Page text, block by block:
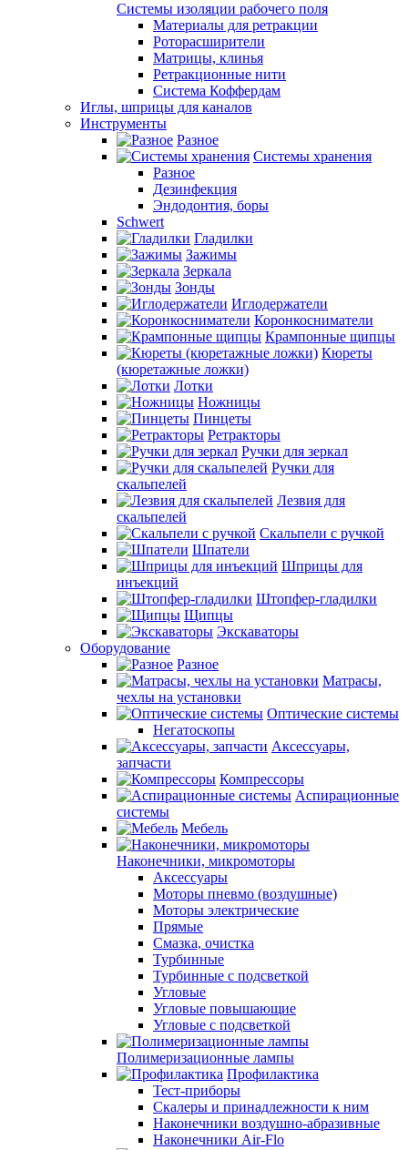
Системы изоляции рабочего поля
Материалы для ретракции
Роторасширители
Матрицы, клинья
Ретракционные нити
Система Коффердам
Иглы, шприцы для каналов
Инструменты
Разное
Системы хранения
Разное
Дезинфекция
Эндодонтия, боры
Schwert
Гладилки
Зажимы
Зеркала
Зонды
Иглодержатели
Коронкосниматели
Крампонные щипцы
Кюреты
(кюретажные ложки)
Лотки
Ножницы
Пинцеты
Ретракторы
Ручки для зеркал
Ручки для
скальпелей
Лезвия для
скальпелей
Скальпели с ручкой
Шпатели
Шприцы для
инъекций
Штопфер-гладилки
Щипцы
Экскаваторы
Оборудование
Разное
Матрасы,
чехлы на установки
Оптические системы
Негатоскопы
Аксессуары,
запчасти
Компрессоры
Аспирационные
системы
Мебель
Наконечники, микромоторы
Аксессуары
Моторы пневмо (воздушные)
Моторы электрические
Прямые
Смазка, очистка
Турбинные
Турбинные с подсветкой
Угловые
Угловые повышающие
Угловые с подсветкой
Полимеризационные лампы
Профилактика
Тест-приборы
Скалеры и принадлежности к ним
Наконечники воздушно-абразивные
Наконечники Air-Flo